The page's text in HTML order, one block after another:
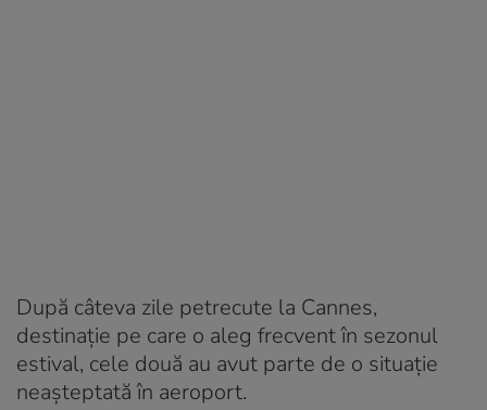
După câteva zile petrecute la Cannes,
destinație pe care o aleg frecvent în sezonul
estival, cele două au avut parte de o situație
neașteptată în aeroport.